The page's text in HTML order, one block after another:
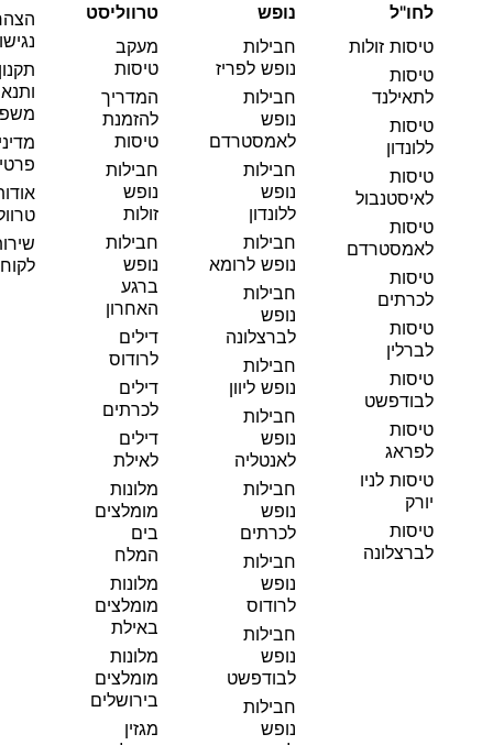
לחו"ל
טיסות זולות
טיסות
לתאילנד
טיסות
ללונדון
טיסות
לאיסטנבול
טיסות
לאמסטרדם
טיסות
לכרתים
טיסות
לברלין
טיסות
לבודפשט
טיסות
לפראג
טיסות לניו
יורק
טיסות
לברצלונה
נופש
חבילות
נופש לפריז
חבילות
נופש
לאמסטרדם
חבילות
נופש
ללונדון
חבילות
נופש לרומא
חבילות
נופש
לברצלונה
חבילות
נופש ליוון
חבילות
נופש
לאנטליה
חבילות
נופש
לכרתים
חבילות
נופש
לרודוס
חבילות
נופש
לבודפשט
חבילות
נופש
טרווליסט
מעקב
טיסות
המדריך
להזמנת
טיסות
חבילות
נופש
זולות
חבילות
נופש
ברגע
האחרון
דילים
לרודוס
דילים
לכרתים
דילים
לאילת
מלונות
מומלצים
בים
המלח
מלונות
מומלצים
באילת
מלונות
מומלצים
בירושלים
מגזין